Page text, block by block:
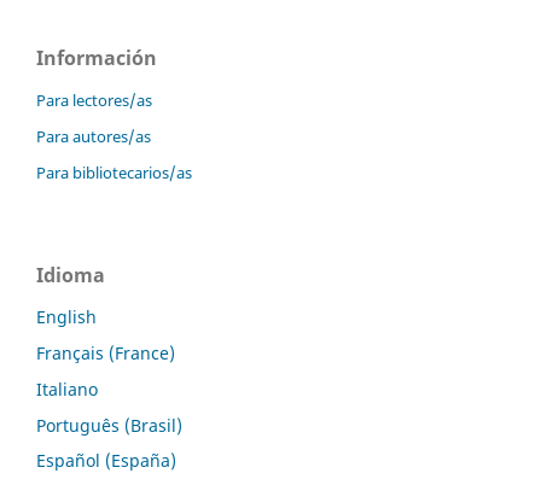
Información
Para lectores/as
Para autores/as
Para bibliotecarios/as
Idioma
English
Français (France)
Italiano
Português (Brasil)
Español (España)